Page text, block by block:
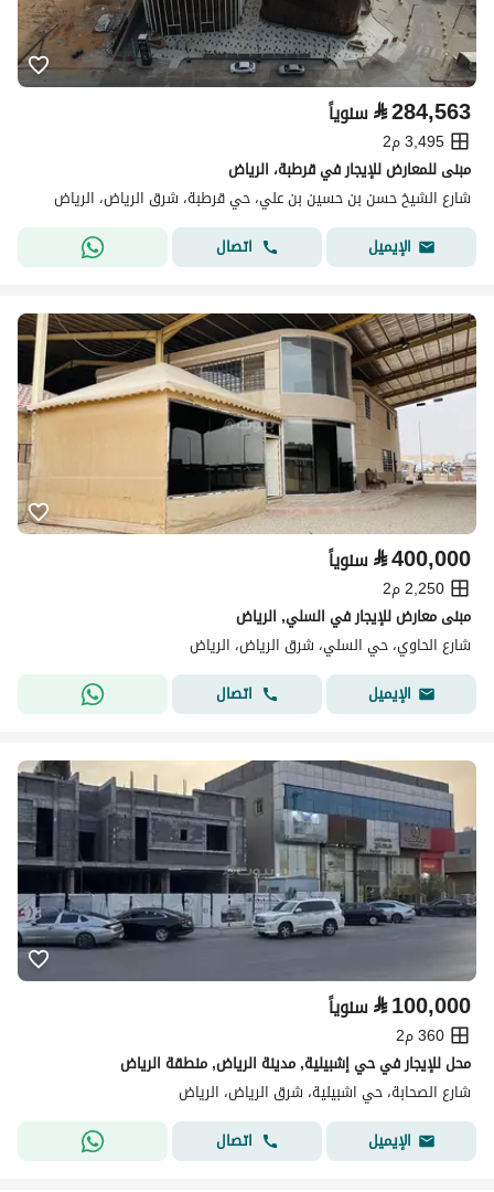
⃁284,563 سنوياً
3,495 م2
مبنى للمعارض للإيجار في قرطبة، الرياض
شارع الشيخ حسن بن حسين بن علي، حي قرطبة، شرق الرياض، الرياض
الإيميل
اتصال
⃁400,000 سنوياً
2,250 م2
مبنى معارض للإيجار في السلي, الرياض
شارع الحاوي، حي السلي، شرق الرياض، الرياض
الإيميل
اتصال
⃁100,000 سنوياً
360 م2
محل للإيجار في حي إشبيلية, مدينة الرياض, منطقة الرياض
شارع الصحابة، حي اشبيلية، شرق الرياض، الرياض
الإيميل
اتصال